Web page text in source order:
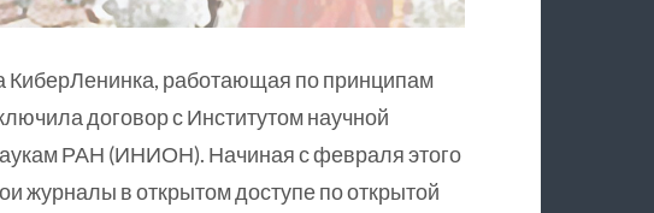
КиберЛенинка, работающая по принципам
договор с Институтом научной
РАН (ИНИОН). Начиная с февраля этого
журналы в открытом доступе по открытой